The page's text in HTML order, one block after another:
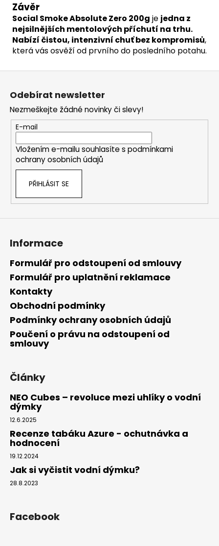
Závěr
Social Smoke Absolute Zero 200g je jedna z
nejsilnějších mentolových příchutí na trhu.
Nabízí čistou, intenzivní chuť bez kompromisů,
která vás osvěží od prvního do posledního potahu.
Odebírat newsletter
Nezmeškejte žádné novinky či slevy!
E-mail
Vložením e-mailu souhlasíte s podmínkami
ochrany osobních údajů
PŘIHLÁSIT SE
Informace
Formulář pro odstoupení od smlouvy
Formulář pro uplatnění reklamace
Kontakty
Obchodní podmínky
Podmínky ochrany osobních údajů
Poučení o právu na odstoupení od
smlouvy
Články
NEO Cubes – revoluce mezi uhlíky o vodní
dýmky
12.6.2025
Recenze tabáku Azure - ochutnávka a
hodnocení
19.12.2024
Jak si vyčistit vodní dýmku?
28.8.2023
Facebook